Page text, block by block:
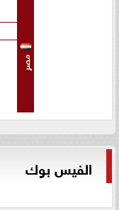
مصر
الفيس بوك